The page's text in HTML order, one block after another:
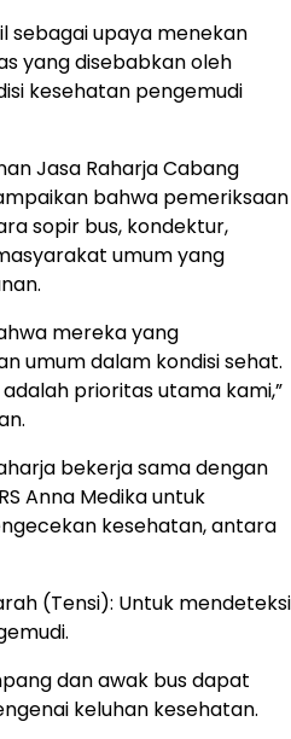
sebagai upaya menekan
yang disebabkan oleh
kesehatan pengemudi
Jasa Raharja Cabang
bahwa pemeriksaan
sopir bus, kondektur,
umum yang
mereka yang
umum dalam kondisi sehat.
prioritas utama kami,”
bekerja sama dengan
Anna Medika untuk
kesehatan, antara
(Tensi): Untuk mendeteksi
dan awak bus dapat
keluhan kesehatan.